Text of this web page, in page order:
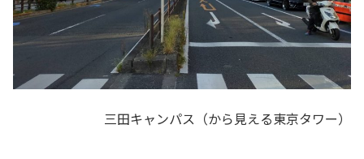
三田キャンパス（から見える東京タワー）